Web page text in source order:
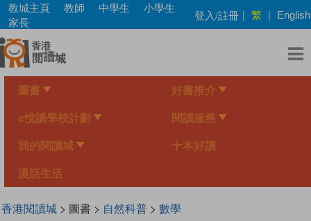
Skip
main
content
教城主頁 教師 中學生
小學生
家長
登入/註冊 | 繁 | English
圖書 好書推介
e悅讀學校計劃 閱讀服務
我的閱讀城 十本好讀
漫話生活
香港閱讀城> 圖書 > 自然科普> 數學